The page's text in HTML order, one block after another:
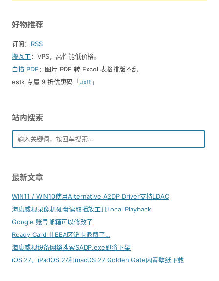
好物推荐
订阅： RSS
搬瓦工：VPS，高性能低价格。️
白描 PDF：图片 PDF 转 Excel 表格排版不乱
estk 专属 9 折优惠码「uxtt 」
站内搜索
最新文章
WIN11 / WIN10使用Alternative A2DP Driver支持LDAC
海康威视录像机硬盘读取播放工具Local Playback
Google 账号邮箱可以修改了
Ready Card 非EEA区销卡退费了…
海康威视设备网络搜索SADP.exe即将下架
iOS 27、iPadOS 27和macOS 27 Golden Gate内置壁纸下载